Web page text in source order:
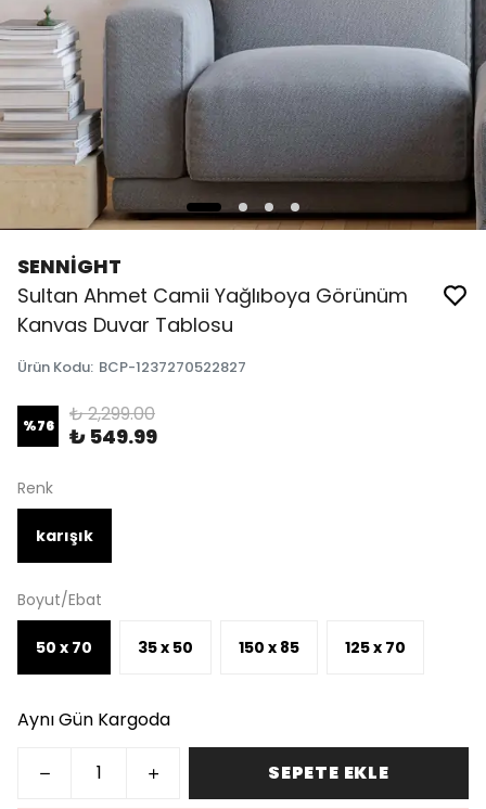
SENNİGHT
Sultan Ahmet Camii Yağlıboya Görünüm
Kanvas Duvar Tablosu
Ürün Kodu: BCP-1237270522827
%76 ₺ 2,299.00
₺ 549.99
Renk
karışık
Boyut/Ebat
50 x 70 35 x 50 150 x 85 125 x 70
Aynı Gün Kargoda
SEPETE EKLE